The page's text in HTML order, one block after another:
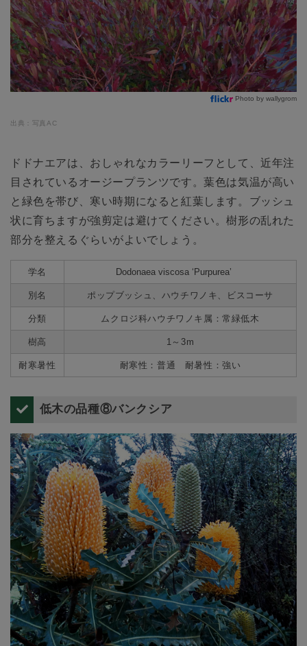
Photo by wallygrom
出典：写真AC
ドドナエアは、おしゃれなカラーリーフとして、近年注
目されているオージープランツです。葉色は気温が高い
と緑色を帯び、寒い時期になると紅葉します。ブッシュ
状に育ちますが強剪定は避けてください。樹形の乱れた
部分を整えるぐらいがよいでしょう。
学名 Dodonaea viscosa ‘Purpurea’
別名 ポップブッシュ、ハウチワノキ、ビスコーサ
分類 ムクロジ科ハウチワノキ属：常緑低木
樹高 1～3m
耐寒暑性 耐寒性：普通 耐暑性：強い
低木の品種⑧バンクシア